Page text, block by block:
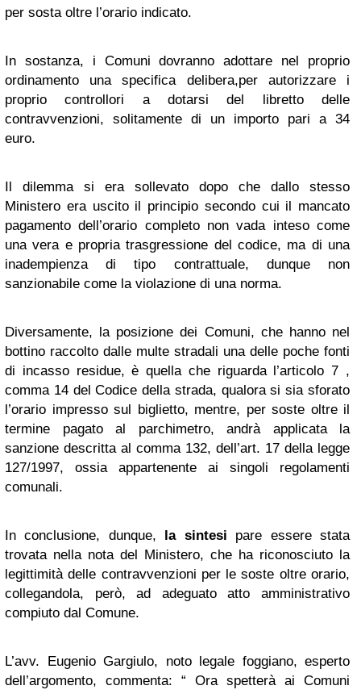
per sosta oltre l’orario indicato.
In sostanza, i Comuni dovranno adottare nel proprio
ordinamento una specifica delibera,per autorizzare i
proprio controllori a dotarsi del libretto delle
contravvenzioni, solitamente di un importo pari a 34
euro.
Il dilemma si era sollevato dopo che dallo stesso
Ministero era uscito il principio secondo cui il mancato
pagamento dell’orario completo non vada inteso come
una vera e propria trasgressione del codice, ma di una
inadempienza di tipo contrattuale, dunque non
sanzionabile come la violazione di una norma.
Diversamente, la posizione dei Comuni, che hanno nel
bottino raccolto dalle multe stradali una delle poche fonti
di incasso residue, è quella che riguarda l’articolo 7 ,
comma 14 del Codice della strada, qualora si sia sforato
l’orario impresso sul biglietto, mentre, per soste oltre il
termine pagato al parchimetro, andrà applicata la
sanzione descritta al comma 132, dell’art. 17 della legge
127/1997, ossia appartenente ai singoli regolamenti
comunali.
In conclusione, dunque, la sintesi pare essere stata
trovata nella nota del Ministero, che ha riconosciuto la
legittimità delle contravvenzioni per le soste oltre orario,
collegandola, però, ad adeguato atto amministrativo
compiuto dal Comune.
L’avv. Eugenio Gargiulo, noto legale foggiano, esperto
dell’argomento, commenta: “ Ora spetterà ai Comuni